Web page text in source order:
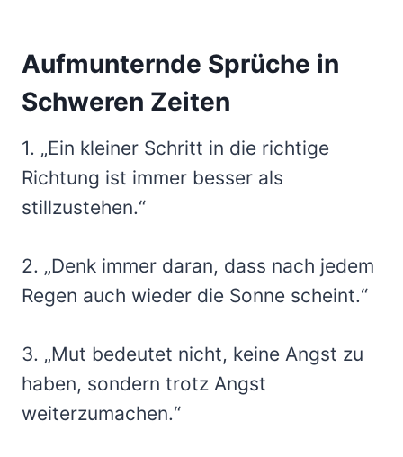
Aufmunternde Sprüche in
Schweren Zeiten
1. „Ein kleiner Schritt in die richtige
Richtung ist immer besser als
stillzustehen.“
2. „Denk immer daran, dass nach jedem
Regen auch wieder die Sonne scheint.“
3. „Mut bedeutet nicht, keine Angst zu
haben, sondern trotz Angst
weiterzumachen.“